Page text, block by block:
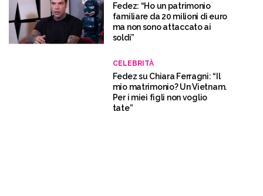
Fedez: “Ho un patrimonio
familiare da 20 milioni di euro
ma non sono attaccato ai
soldi”
CELEBRITÀ
Fedez su Chiara Ferragni: “Il
mio matrimonio? Un Vietnam.
Per i miei figli non voglio
tate”